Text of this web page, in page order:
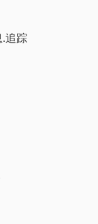
.追踪